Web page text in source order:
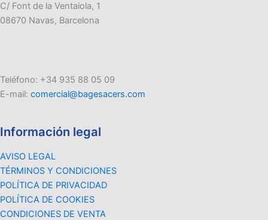
C/ Font de la Ventaiola, 1
08670 Navas, Barcelona
Teléfono: +34 935 88 05 09
E-mail: comercial@bagesacers.com
Información legal
AVISO LEGAL
TÉRMINOS Y CONDICIONES
POLÍTICA DE PRIVACIDAD
POLÍTICA DE COOKIES
CONDICIONES DE VENTA